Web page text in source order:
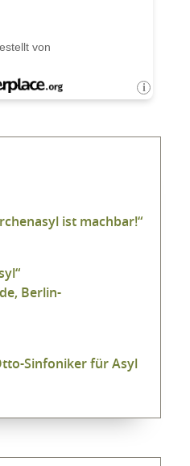
ist machbar!“
Berlin-
Sinfoniker für Asyl